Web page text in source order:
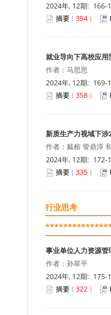
2024年, 12期: 166-
摘要 ( 354 )
就业导向下高校应
作者：马思思
2024年, 12期: 169-
摘要 ( 358 )
新质生产力视域下涉
作者：戴榕 訾鼎淳
2024年, 12期: 172-
摘要 ( 335 )
行业思考
事业单位人力资源
作者：孙翠平
2024年, 12期: 175-
摘要 ( 322 )